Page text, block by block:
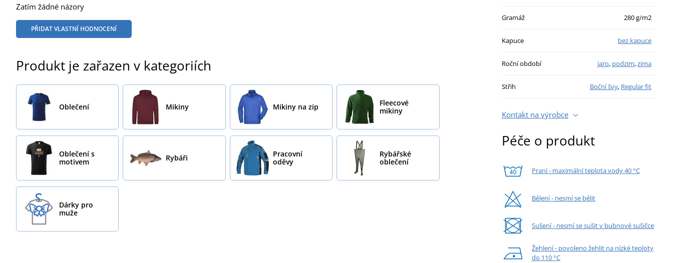
Zatím žádné názory
PŘIDAT VLASTNÍ HODNOCENÍ
Produkt je zařazen v kategoriích
Oblečení Mikiny Mikiny na zip
Fleecové
mikiny
Oblečení s
motivem
Rybáři
Pracovní
oděvy
Rybářské
oblečení
Dárky pro
muže
Gramáž 280 g/m2
Kapuce bez kapuce
Roční období jaro, podzim,zima
Střih Boční švy, Regular fit
Kontakt na výrobce
Péče o produkt
Praní - maximální teplota vody 40 °C
Bělení - nesmí se bělit
Sušení - nesmí se sušit v bubnové sušičce
Žehlení - povoleno žehlit na nízké teploty
do 110 °C